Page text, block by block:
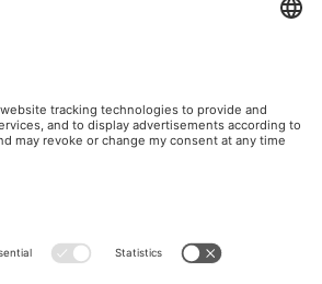
data about your activity.
the details and accept the
to see this content.
Accept